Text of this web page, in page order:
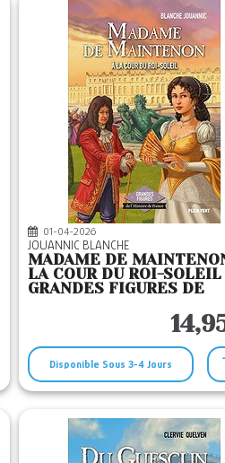
01-04-2026
JOUANNIC BLANCHE
MADAME DE
LA COUR DU ROI-
GRANDES FIGURES DE
Disponible Sous 3-4 Jours